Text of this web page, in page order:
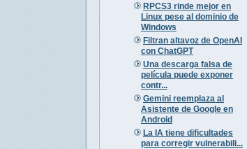
RPCS3 rinde mejor en
Linux pese al dominio de
Windows
Filtran altavoz de OpenAI
con ChatGPT
Una descarga falsa de
película puede exponer
contr...
Gemini reemplaza al
Asistente de Google en
Android
La IA tiene dificultades
para corregir vulnerabili...